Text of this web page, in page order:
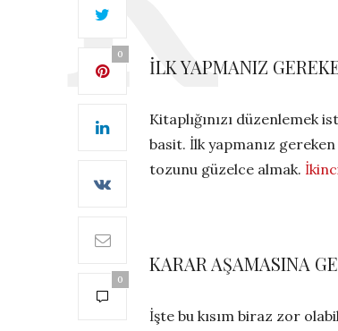
0
0
İLK YAPMANIZ
Kitaplığınızı düzenlemek
basit. İlk yapmanız
tozunu güzelce almak.
KARAR AŞAMASINA
İşte bu kısım biraz zor